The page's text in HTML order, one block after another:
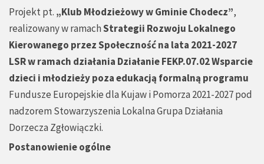
Projekt pt. „Klub Młodzieżowy w Gminie Chodecz”,
realizowany w ramachStrategii Rozwoju Lokalnego
Kierowanego przez Społeczność na lata 2021-2027
LSR w ramach działania Działanie FEKP.07.02 Wsparcie
dzieci i młodzieży poza edukacją formalną programu
Fundusze Europejskie dla Kujaw i Pomorza 2021-2027 pod
nadzorem Stowarzyszenia Lokalna Grupa Działania
Dorzecza Zgłowiączki.
Postanowienie ogólne